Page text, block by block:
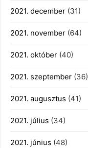
2021. december (31)
2021. november (64)
2021. október (40)
2021. szeptember (36)
2021. augusztus (41)
2021. július (34)
2021. június (48)